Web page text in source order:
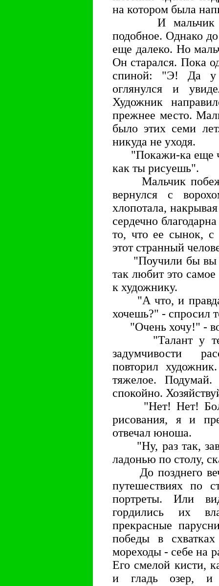
на котором была
И мальчик
подобное. Однако
еще далеко. Но
Он старался. Пока
спиной: "Э! Да у
оглянулся и
Художник
прежнее место.
было этих семи
никуда не уходя.
"Покажи-ка еще
как ты рисуешь".
Мальчик
вернулся с
хлопотала,
сердечно
то, что ее сынок, с
этот странный
"Поучили бы вы
так любит это
к художнику.
"А что, и правда.
хочешь?" - спросил
"Очень хочу!" -
"Талант у тебя
задумчивости
повторил
тяжелое.
спокойно.
"Нет! Нет!
рисования, я и
отвечал юноша.
"Ну, раз так,
ладонью по столу,
До позднего
путешествиях по
портреты. Или
гордились их
прекрасные
победы в
мореходы - себе на
Его смелой кисти,
и гладь озер, и